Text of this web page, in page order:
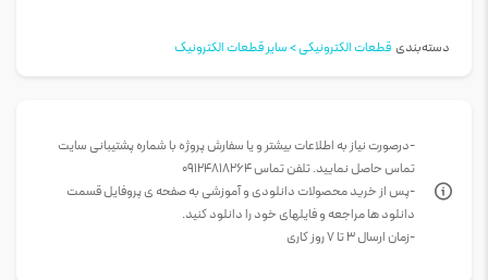
دسته‌بندی قطعات الکترونیکی > سایر قطعات الکترونیک
-درصورت نیاز به اطلاعات بیشتر و یا سفارش پروژه با شماره پشتیبانی سایت
تماس حاصل نمایید. تلفن تماس 09124818264
-پس از خرید محصولات دانلودی و آموزشی به صفحه ی پروفایل قسمت
دانلود ها مراجعه و فایلهای خود را دانلود کنید.
-زمان ارسال 3 تا 7 روز کاری